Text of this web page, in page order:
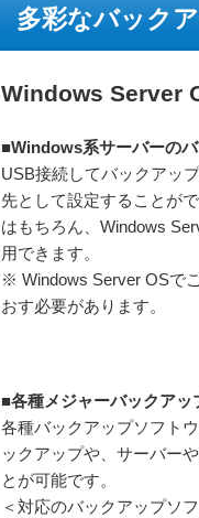
多彩なバック
Windows Server
■Windows系サーバーのバ
USB接続してバックアッ
先として設定することが
はもちろん、Windows
用できます。
※ Windows Server OSで
おす必要があります。
■各種メジャーバックア
各種バックアップソフト
ックアップや、サーバー
とが可能です。
＜対応のバックアップソ